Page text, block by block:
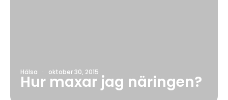
Hälsa · oktober 30, 2015
Hur maxar jag näringen?